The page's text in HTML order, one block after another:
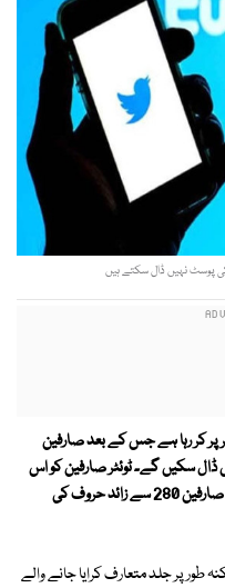
پر کر رہا ہے جس کے بعد صارفین
سکیں گے۔ ٹوئٹر صارفین کو اس
فیچر کا بہت عرصے انتظار تھا کیوں کہ فی الحال صارفین 280 سے زائد حروف کی
پر جلد متعارف کرایا جانے والے